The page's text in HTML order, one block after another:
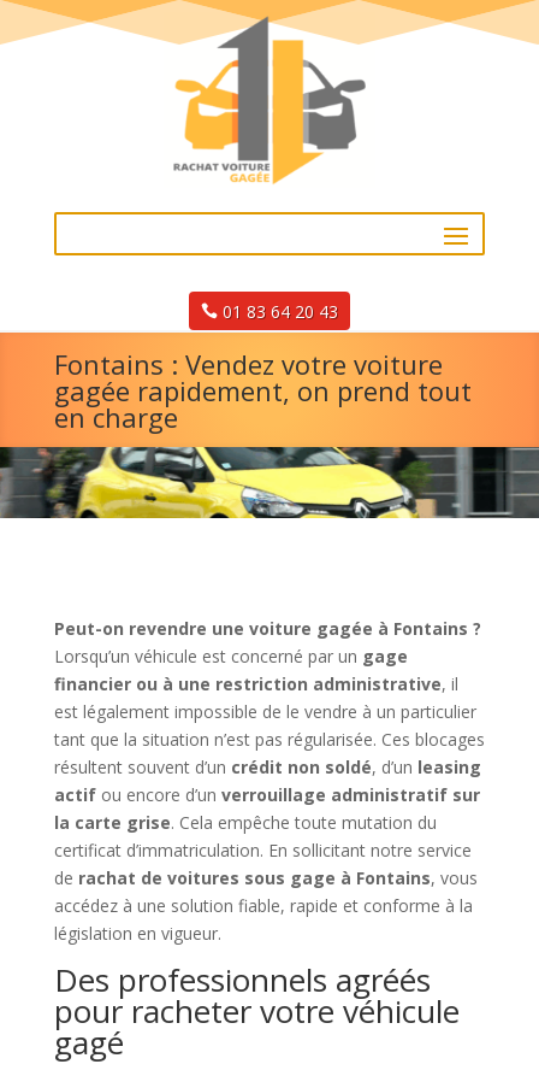
01 83 64 20 43
Fontains : Vendez votre voiture
gagée rapidement, on prend tout
en charge
Peut-on revendre une voiture gagée à Fontains ?
Lorsqu’un véhicule est concerné par un gage
financier ou à une restriction administrative, il
est légalement impossible de le vendre à un particulier
tant que la situation n’est pas régularisée. Ces blocages
résultent souvent d’un crédit non soldé, d’un leasing
actifou encore d’un verrouillage administratif sur
la carte grise. Cela empêche toute mutation du
certificat d’immatriculation. En sollicitant notre service
de rachat de voitures sous gage à Fontains, vous
accédez à une solution fiable, rapide et conforme à la
législation en vigueur.
Des professionnels agréés
pour racheter votre véhicule
gagé